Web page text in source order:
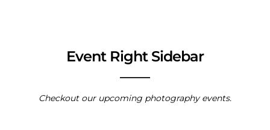
Event Right Sidebar
Checkout our upcoming photography events.